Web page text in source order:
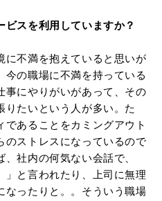
ビスを利用していますか？
に不満を抱えていると思いが
今の職場に不満を持っている
事にやりがいがあって、その
りたいという人が多い。た
であることをカミングアウト
のストレスになっているので
社内の何気ない会話で、
」と言われたり、上司に無理
なったりと。。そういう職場